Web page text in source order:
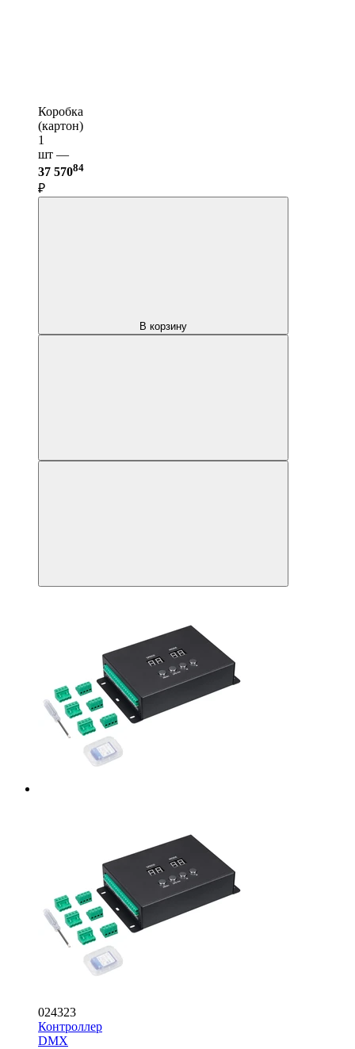
Коробка
(картон)
1
шт —
37 57084
₽
В корзину
024323
Контроллер
DMX